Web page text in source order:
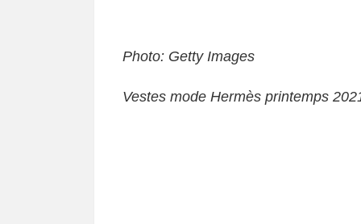
Photo: Getty Images
Vestes mode Hermès printemps